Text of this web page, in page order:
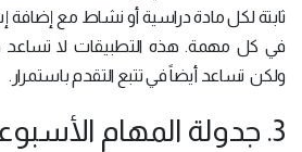
ثابتة لكل مادة دراسية أو نشاط مع إضافة
في كل مهمة. هذه التطبيقات لا
ولكن تساعد أيضاً في تتبع التقدم باستمرار.
3. جدولة المهام الأسبوعية بفعالية